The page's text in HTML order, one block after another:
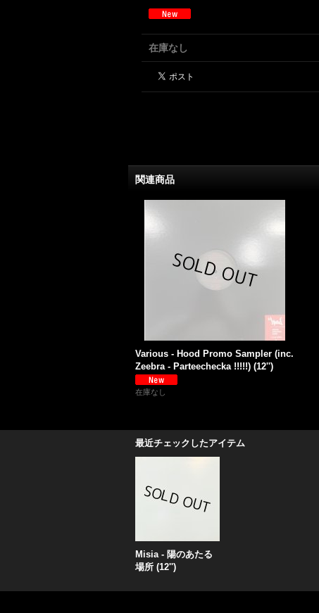
在庫なし
関連商品
Various - Hood Promo Sampler (inc.
Zeebra - Parteechecka !!!!!) (12'')
在庫なし
最近チェックしたアイテム
Misia - 陽のあたる
場所 (12'')